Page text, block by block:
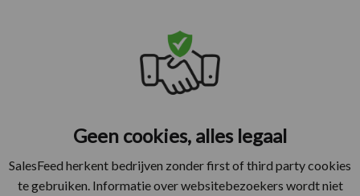
Geen cookies, alles legaal
SalesFeed herkent bedrijven zonder first of third party cookies
te gebruiken. Informatie over websitebezoekers wordt niet